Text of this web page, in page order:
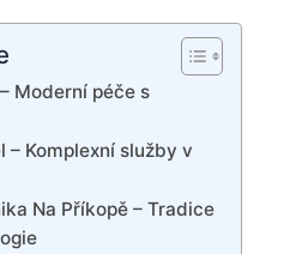
Moderní péče s
Komplexní⁤ služby v
Na Příkopě – Tradice